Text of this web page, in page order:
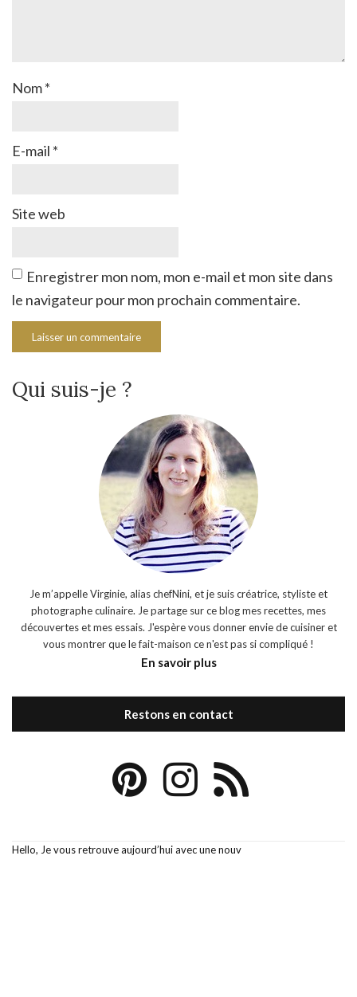
Nom*
E-mail *
Site web
Enregistrer mon nom, mon e-mail et mon site dans
le navigateur pour mon prochain commentaire.
Qui suis-je ?
Je m’appelle Virginie, alias chefNini, et je suis créatrice, styliste et
photographe culinaire. Je partage sur ce blog mes recettes, mes
découvertes et mes essais. J'espère vous donner envie de cuisiner et
vous montrer que le fait-maison ce n'est pas si compliqué !
En savoir plus
Restons en contact
Hello, Je vous retrouve aujourd’hui avec une nouv